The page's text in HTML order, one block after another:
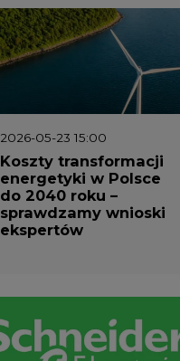
2026-05-23 15:00
Koszty transformacji
energetyki w Polsce
do 2040 roku –
sprawdzamy wnioski
ekspertów